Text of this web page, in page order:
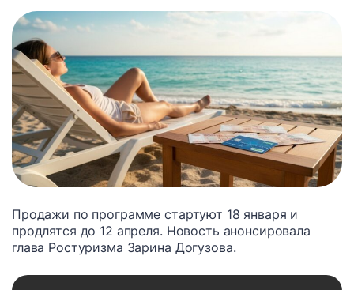
Продажи по программе стартуют 18 января и
продлятся до 12 апреля. Новость анонсировала
глава Ростуризма Зарина Догузова.